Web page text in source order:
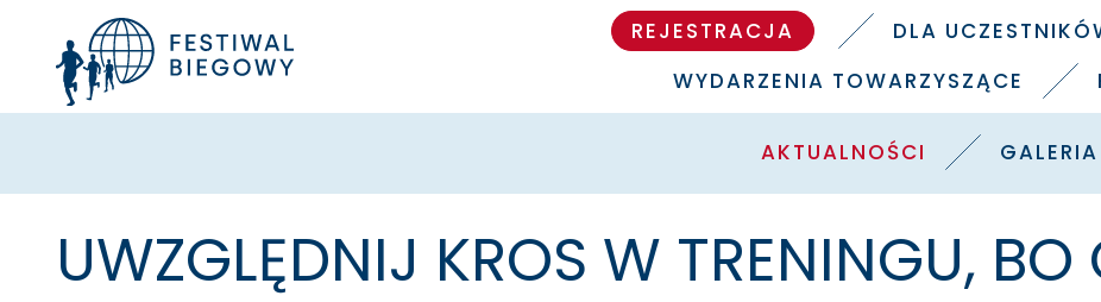
REJESTRACJA DLA
WYDARZENIA TOWARZYSZĄCE
AKTUALNOŚCI GALERIA
UWZGLĘDNIJ KROS W TRENINGU, BO